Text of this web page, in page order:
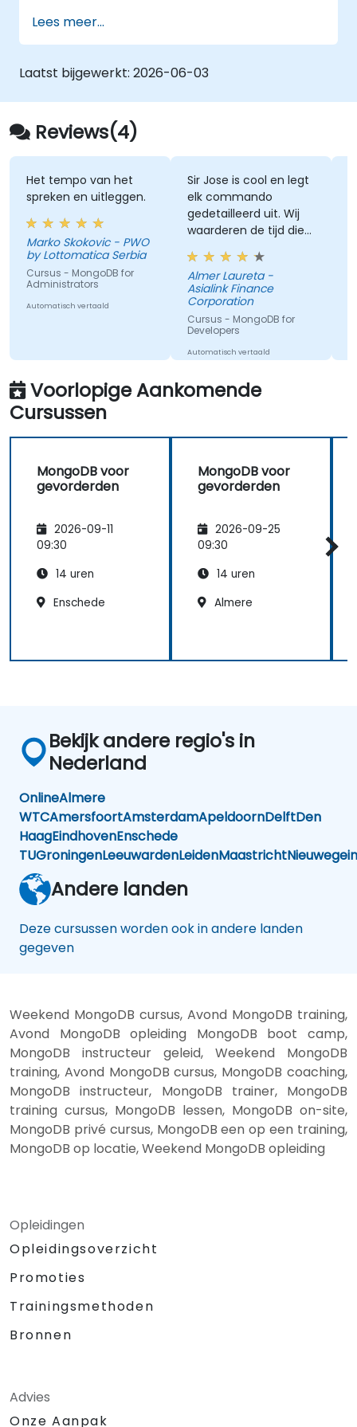
Wilt u een cursus die specifiek aan uw
behoeften voldoet? Neem dan contact
met ons op om dit te bespreken.
Lees meer...
Laatst bijgewerkt: 2026-06-03
Reviews(4)
Het tempo van het
spreken en uitleggen.
Marko Skokovic - PWO
by Lottomatica Serbia
Cursus - MongoDB for
Administrators
Automatisch vertaald
Sir Jose is cool en legt
elk commando
gedetailleerd uit. Wij
waarderen de tijd die
hij neemt om zijn
kennis met ons te
delen, en het toont
echt aan dat hij een
expert op dit gebied is.
Almer Laureta -
Asialink Finance
Corporation
Cursus - MongoDB for
Developers
Automatisch vertaald
Voorlopige Aankomende
Cursussen
MongoDB voor
gevorderden
2026-09-11
09:30
14 uren
Enschede
MongoDB voor
gevorderden
2026-09-25
09:30
14 uren
Almere
Bekijk andere regio's in
Nederland
OnlineAlmere
WTCAmersfoortAmsterdamApeldoornDelftDen
HaagEindhovenEnschede
TUGroningenLeeuwardenLeidenMaastrichtNieuwegein
Andere landen
Deze cursussen worden ook in andere landen
gegeven
Weekend MongoDB cursus, Avond MongoDB training,
Avond MongoDB opleiding MongoDB boot camp,
MongoDB instructeur geleid, Weekend MongoDB
training, Avond MongoDB cursus, MongoDB coaching,
MongoDB instructeur, MongoDB trainer, MongoDB
training cursus, MongoDB lessen, MongoDB on-site,
MongoDB privé cursus, MongoDB een op een training,
MongoDB op locatie, Weekend MongoDB opleiding
Opleidingen
Opleidingsoverzicht
Promoties
Trainingsmethoden
Bronnen
Advies
Onze Aanpak